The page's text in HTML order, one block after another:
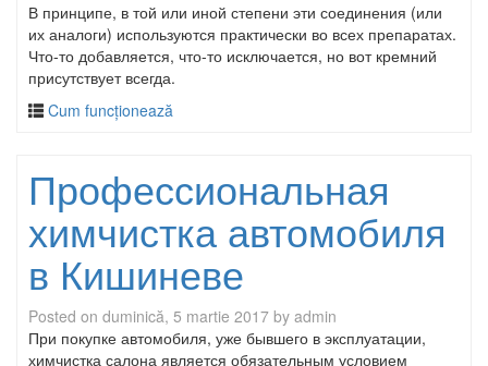
В принципе, в той или иной степени эти соединения (или
их аналоги) используются практически во всех препаратах.
Что-то добавляется, что-то исключается, но вот кремний
присутствует всегда.
Cum funcționează
Профессиональная
химчистка автомобиля
в Кишиневе
Posted on duminică, 5 martie 2017 by admin
При покупке автомобиля, уже бывшего в эксплуатации,
химчистка салона является обязательным условием